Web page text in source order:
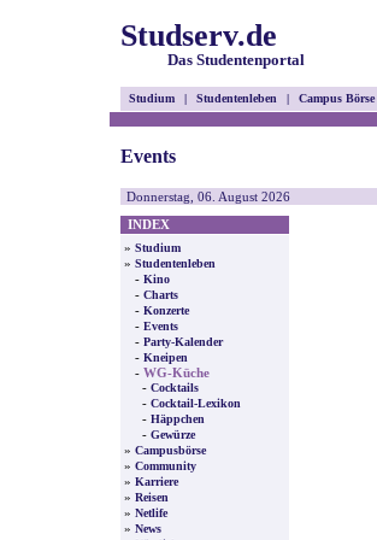
Studserv.de
Das Studentenportal
Studium | Studentenleben | Campus Börse
Events
Donnerstag, 06. August 2026
INDEX
» Studium
» Studentenleben
- Kino
- Charts
- Konzerte
- Events
- Party-Kalender
- Kneipen
- WG-Küche
- Cocktails
- Cocktail-Lexikon
- Häppchen
- Gewürze
» Campusbörse
» Community
» Karriere
» Reisen
» Netlife
» News